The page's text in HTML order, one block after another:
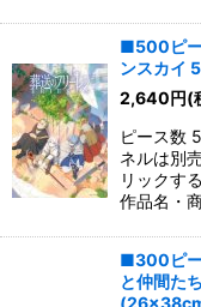
■500ピー
ンスカイ
2,640円(
ピース数
ネルは別
リックす
作品名・
■300ピー
と仲間た